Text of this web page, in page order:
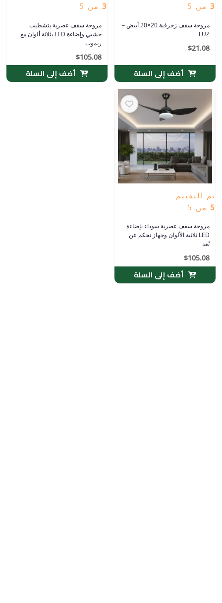
3 من 5
مروحة سقف زخرفية 20×20 أبيض –
LUZ
$21.08
أضف إلى السلة
3 من 5
مروحة سقف عصرية بتشطيب
خشبي وإضاءة LED بثلاثة ألوان مع
ريموت
$105.08
أضف إلى السلة
تم التقييم
5 من 5
مروحة سقف عصرية سوداء بإضاءة
LED ثلاثية الألوان وجهاز تحكم عن
بُعد
$105.08
أضف إلى السلة